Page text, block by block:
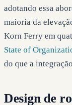
adotando essa
maioria da
Korn Ferry em
State of
do que a
Design de